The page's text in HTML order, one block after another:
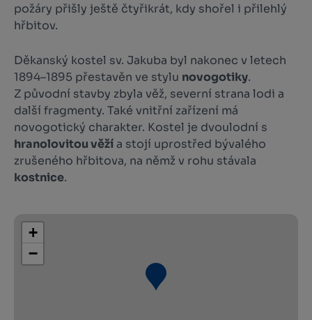
požáry přišly ještě čtyřikrát, kdy shořel i přilehlý
hřbitov.
Děkanský kostel sv. Jakuba byl nakonec v letech
1894–1895 přestavěn ve stylu novogotiky.
Z původní stavby zbyla věž, severní strana lodi a
další fragmenty. Také vnitřní zařízení má
novogotický charakter. Kostel je dvoulodní s
hranolovitou věží a stojí uprostřed bývalého
zrušeného hřbitova, na němž v rohu stávala
kostnice.
+
−